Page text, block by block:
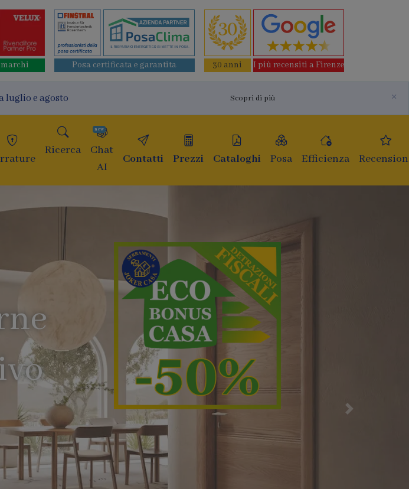
Posa certificata e garantita 30 anni I più recensiti a Firenze
luglio e agosto Scopri di più ×
Ricerca
Chat
AI
new
Contatti Prezzi Cataloghi Posa Efficienza
Finestre e infissi
di ultima
alla massima
Scopri di più
Successiva